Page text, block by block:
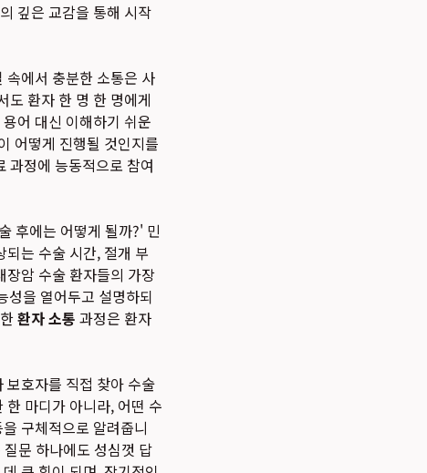
깊은 교감을 통해 시작
속에서 충분한 소통은 사
도 환자 한 명 한 명에게
어 대신 이해하기 쉬운
어떻게 진행될 것인지를
과정에 능동적으로 참여
후에는 어떻게 될까?' 민
는 수술 시간, 절개 부
장암 수술 환자들의 가장
성을 열어두고 설명하되
환자 소통 과정은 환자
보호자를 직접 찾아 수술
마디가 아니라, 어떤 수
구체적으로 알려줍니
문 하나에도 성심껏 답